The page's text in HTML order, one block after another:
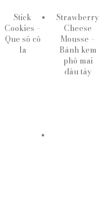
Stick
Cookies –
Que sô cô
la
Strawberry
Cheese
Mousse –
Bánh kem
phô mai
dâu tây
Cookies